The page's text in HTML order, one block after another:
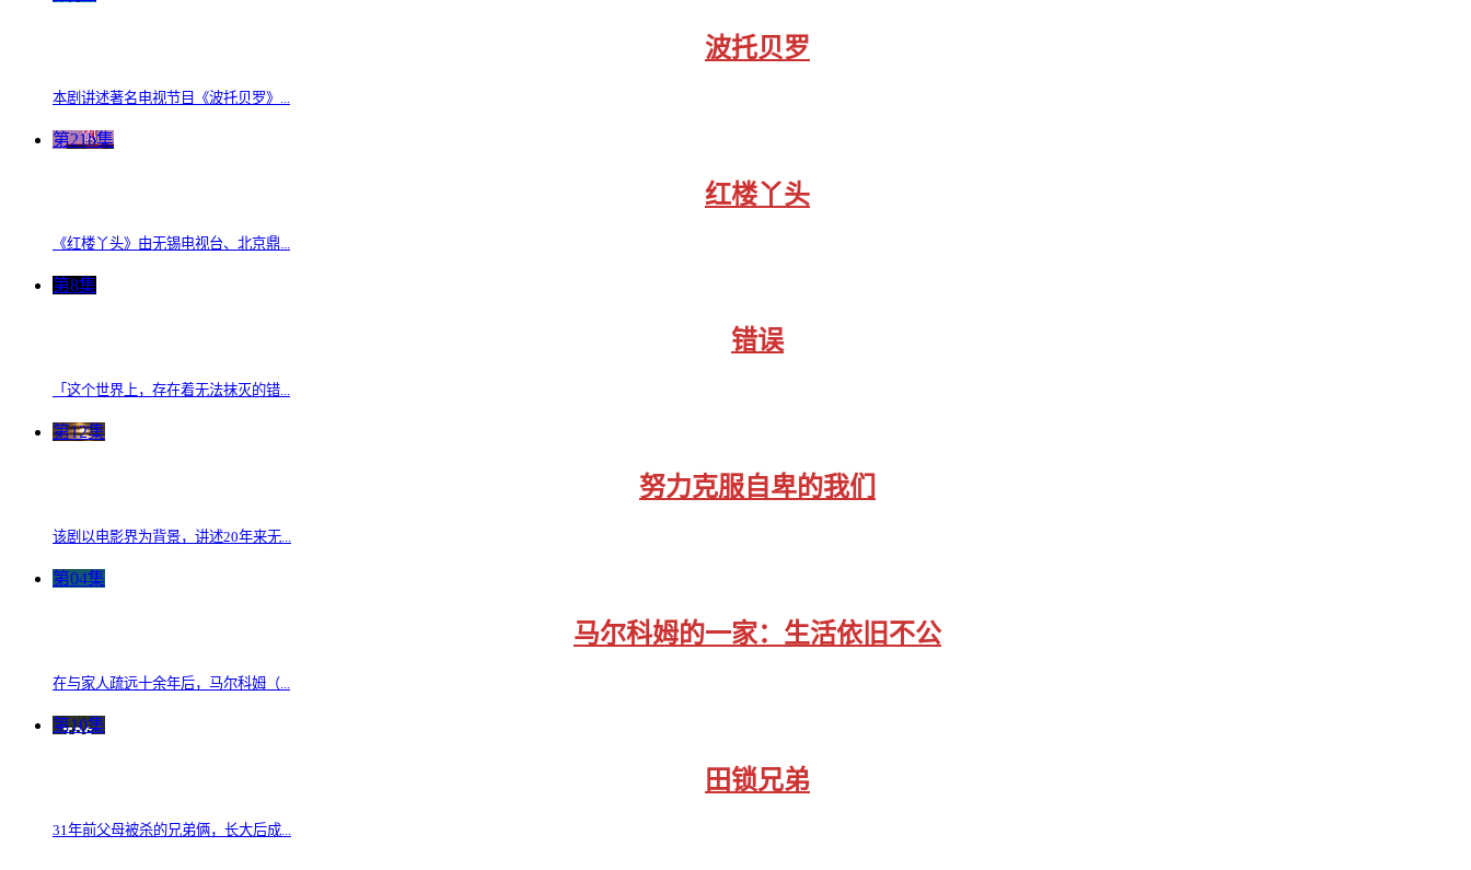
波托贝罗
本剧讲述著名电视节目《波托贝罗》...
第21b集
红楼丫头
《红楼丫头》由无锡电视台、北京鼎...
第8集
错误
「这个世界上，存在着无法抹灭的错...
第12集
努力克服自卑的我们
该剧以电影界为背景，讲述20年来无...
第04集
马尔科姆的一家：生活依旧不公
在与家人疏远十余年后，马尔科姆（...
第10集
田锁兄弟
31年前父母被杀的兄弟俩，长大后成...